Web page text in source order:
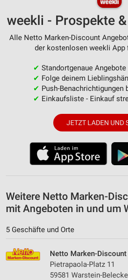
weekli - Prospekte
Alle Netto Marken-Discount
der kostenlosen weekli App
✔ Standortgenaue Angebote
✔ Folge deinem
✔ Push-Benachrichtigungen
✔ Einkaufsliste - Einkauf
JETZT LADEN UND
Weitere Netto Marken-
mit Angeboten in und um
5 Geschäfte und Orte
Netto Marken-Discount
Pietrapaola-Platz 11
59581 Warstein-Belecke